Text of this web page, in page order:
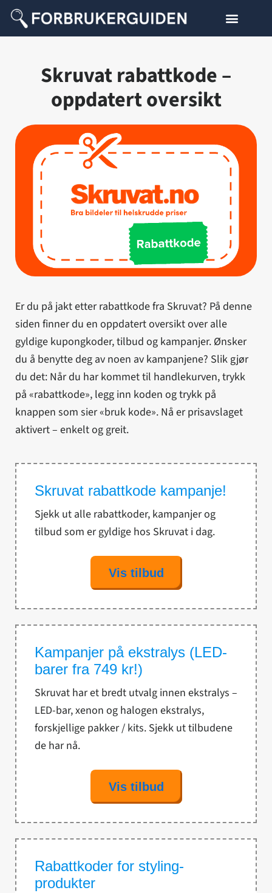
Skruvat rabattkode –
oppdatert oversikt
Er du på jakt etter rabattkode fra Skruvat? På denne
siden finner du en oppdatert oversikt over alle
gyldige kupongkoder, tilbud og kampanjer. Ønsker
du å benytte deg av noen av kampanjene? Slik gjør
du det: Når du har kommet til handlekurven, trykk
på «rabattkode», legg inn koden og trykk på
knappen som sier «bruk kode». Nå er prisavslaget
aktivert – enkelt og greit.
Skruvat rabattkode kampanje!
Sjekk ut alle rabattkoder, kampanjer og
tilbud som er gyldige hos Skruvat i dag.
Vis tilbud
Kampanjer på ekstralys (LED-
barer fra 749 kr!)
Skruvat har et bredt utvalg innen ekstralys –
LED-bar, xenon og halogen ekstralys,
forskjellige pakker / kits. Sjekk ut tilbudene
de har nå.
Vis tilbud
Rabattkoder for styling-
produkter